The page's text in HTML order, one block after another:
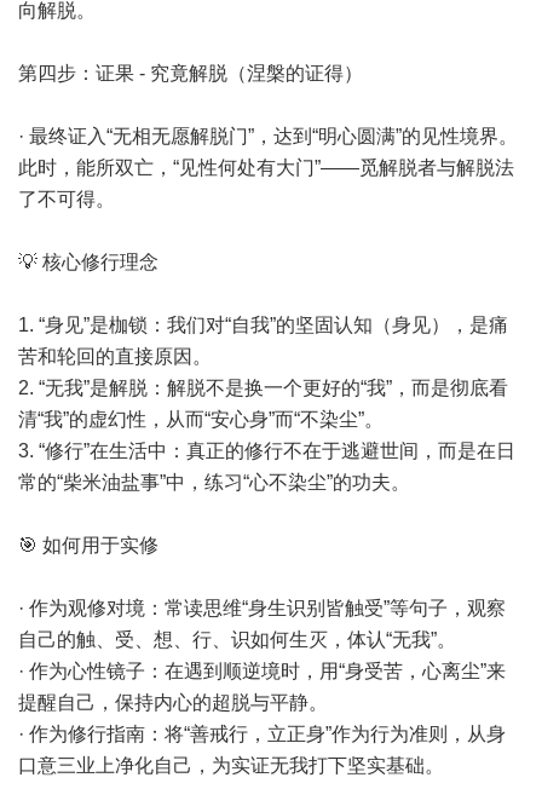
向解脱。
第四步：证果 - 究竟解脱（涅槃的证得）
· 最终证入“无相无愿解脱门”，达到“明心圆满”的见性境界。
此时，能所双亡，“见性何处有大门”——觅解脱者与解脱法
了不可得。
💡 核心修行理念
1. “身见”是枷锁：我们对“自我”的坚固认知（身见），是痛
苦和轮回的直接原因。
2. “无我”是解脱：解脱不是换一个更好的“我”，而是彻底看
清“我”的虚幻性，从而“安心身”而“不染尘”。
3. “修行”在生活中：真正的修行不在于逃避世间，而是在日
常的“柴米油盐事”中，练习“心不染尘”的功夫。
🎯 如何用于实修
· 作为观修对境：常读思维“身生识别皆触受”等句子，观察
自己的触、受、想、行、识如何生灭，体认“无我”。
· 作为心性镜子：在遇到顺逆境时，用“身受苦，心离尘”来
提醒自己，保持内心的超脱与平静。
· 作为修行指南：将“善戒行，立正身”作为行为准则，从身
口意三业上净化自己，为实证无我打下坚实基础。